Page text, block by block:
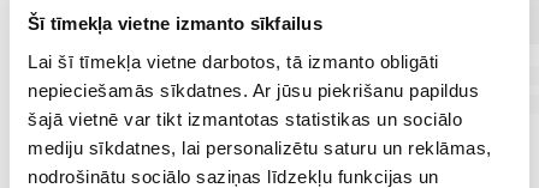
Šī tīmekļa vietne izmanto sīkfailus
Lai šī tīmekļa vietne darbotos, tā izmanto obligāti
nepieciešamās sīkdatnes. Ar jūsu piekrišanu papildus
šajā vietnē var tikt izmantotas statistikas un sociālo
mediju sīkdatnes, lai personalizētu saturu un reklāmas,
nodrošinātu sociālo saziņas līdzekļu funkcijas un